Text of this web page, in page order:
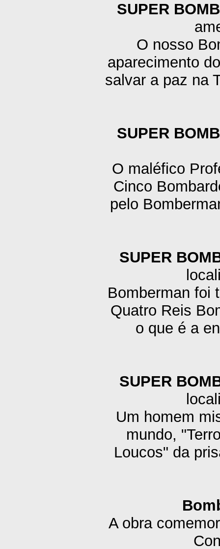
SUPER
O nosso
aparecimento
salvar a paz na
SUPER
O maléfico
Cinco
pelo
SUPER
Bomberman foi
Quatro Reis
o que é a
SUPER
Um homem
mundo,
Loucos" da
A obra